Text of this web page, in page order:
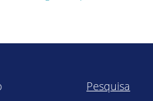
Pesquisa